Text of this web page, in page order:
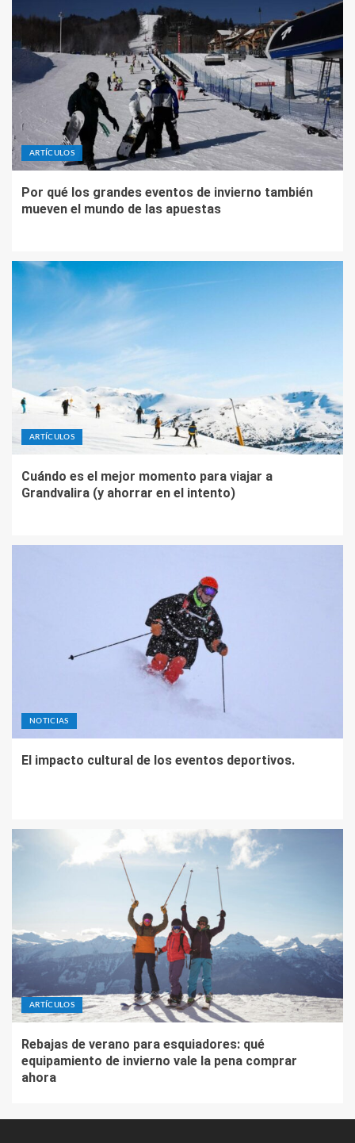
ARTÍCULOS
Por qué los grandes eventos de invierno también
mueven el mundo de las apuestas
ARTÍCULOS
Cuándo es el mejor momento para viajar a
Grandvalira (y ahorrar en el intento)
NOTICIAS
El impacto cultural de los eventos deportivos.
ARTÍCULOS
Rebajas de verano para esquiadores: qué
equipamiento de invierno vale la pena comprar
ahora